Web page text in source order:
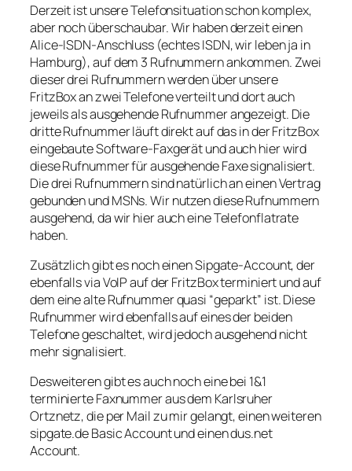
Derzeit ist unsere Telefonsituation schon komplex,
aber noch überschaubar. Wir haben derzeit einen
Alice-ISDN-Anschluss (echtes ISDN, wir leben ja in
Hamburg), auf dem 3 Rufnummern ankommen. Zwei
dieser drei Rufnummern werden über unsere
FritzBox an zwei Telefone verteilt und dort auch
jeweils als ausgehende Rufnummer angezeigt. Die
dritte Rufnummer läuft direkt auf das in der FritzBox
eingebaute Software-Faxgerät und auch hier wird
diese Rufnummer für ausgehende Faxe signalisiert.
Die drei Rufnummern sind natürlich an einen Vertrag
gebunden und MSNs. Wir nutzen diese Rufnummern
ausgehend, da wir hier auch eine Telefonflatrate
haben.
Zusätzlich gibt es noch einen Sipgate-Account, der
ebenfalls via VoIP auf der FritzBox terminiert und auf
dem eine alte Rufnummer quasi “geparkt” ist. Diese
Rufnummer wird ebenfalls auf eines der beiden
Telefone geschaltet, wird jedoch ausgehend nicht
mehr signalisiert.
Desweiteren gibt es auch noch eine bei 1&1
terminierte Faxnummer aus dem Karlsruher
Ortznetz, die per Mail zu mir gelangt, einen weiteren
sipgate.de Basic Account und einen dus.net
Account.